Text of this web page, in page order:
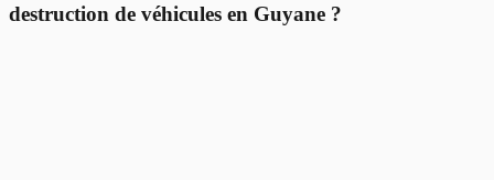
destruction de véhicules en Guyane ?